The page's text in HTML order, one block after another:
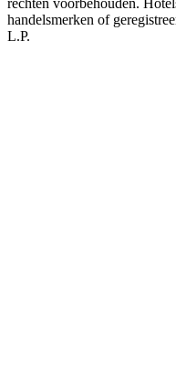
rechten voorbehouden.
handelsmerken of
L.P.